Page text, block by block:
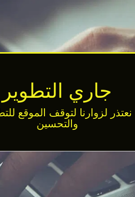
جاري التطوير
نعتذر لزوارنا لتوقف الموقع
والتحسين